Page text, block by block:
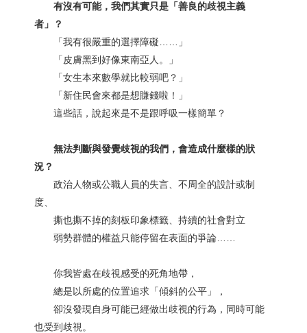
有沒有可能，我們其實只是「善良的歧視主義
者」？
「我有很嚴重的選擇障礙……」
「皮膚黑到好像東南亞人。」
「女生本來數學就比較弱吧？」
「新住民會來都是想賺錢啦！」
這些話，說起來是不是跟呼吸一樣簡單？
無法判斷與發覺歧視的我們，會造成什麼樣的狀
況？
政治人物或公職人員的失言、不周全的設計或制
度、
撕也撕不掉的刻板印象標籤、持續的社會對立
弱勢群體的權益只能停留在表面的爭論……
你我皆處在歧視感受的死角地帶，
總是以所處的位置追求「傾斜的公平」，
卻沒發現自身可能已經做出歧視的行為，同時可能
也受到歧視。